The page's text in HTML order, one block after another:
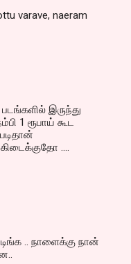
varave, naeram
இருந்து
1 ரூபாய் கூட
....
.. நாளைக்கு நான்